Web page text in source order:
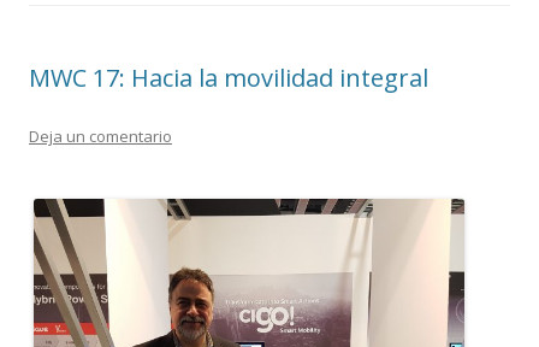
MWC 17: Hacia la movilidad integral
Deja un comentario